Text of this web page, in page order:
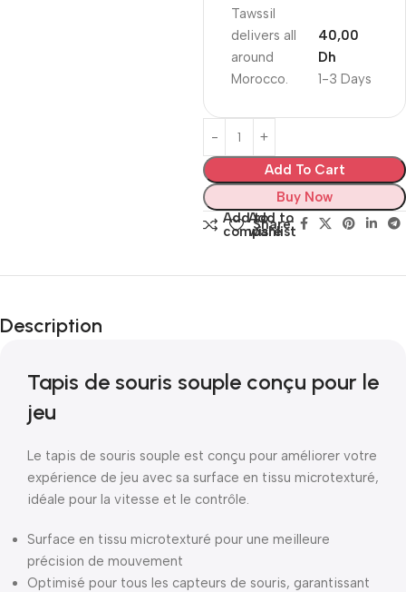
Tawssil
delivers all
around
Morocco.
1-3 Days
40,00
Dh
Add To Cart
Buy Now
Add to
compare
Add to
wishlist
Share:
Description
Tapis de souris souple conçu pour le
jeu
Le tapis de souris souple est conçu pour améliorer votre
expérience de jeu avec sa surface en tissu microtexturé,
idéale pour la vitesse et le contrôle.
Surface en tissu microtexturé pour une meilleure
précision de mouvement
Optimisé pour tous les capteurs de souris, garantissant